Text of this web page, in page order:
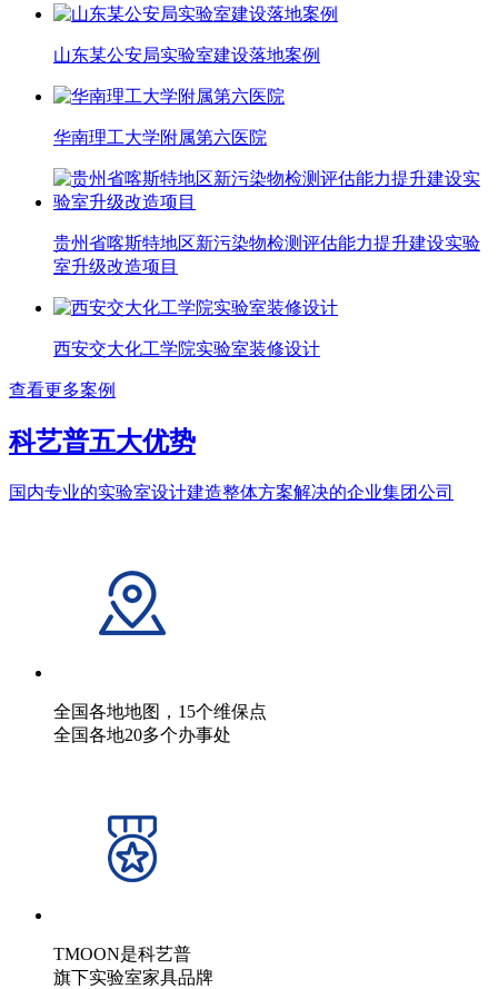
山东某公安局实验室建设落地案例
华南理工大学附属第六医院
贵州省喀斯特地区新污染物检测评估能力提升建设实验
室升级改造项目
西安交大化工学院实验室装修设计
查看更多案例
科艺普五大优势
国内专业的实验室设计建造整体方案解决的企业集团公司
全国各地地图，15个维保点
全国各地20多个办事处
TMOON是科艺普
旗下实验室家具品牌